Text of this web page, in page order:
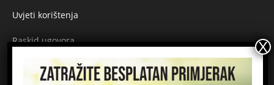
Uvjeti korištenja
Raskid ugovora
Načini plaćanja